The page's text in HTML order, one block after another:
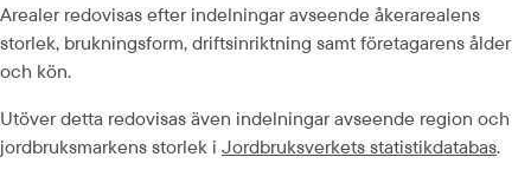
Arealer redovisas efter indelningar avseende åkerarealens
storlek, brukningsform, driftsinriktning samt företagarens ålder
och kön.
Utöver detta redovisas även indelningar avseende region och
jordbruksmarkens storlek i Jordbruksverkets statistikdatabas.